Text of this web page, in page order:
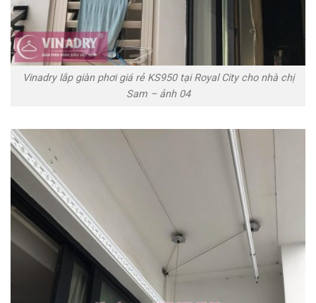
Vinadry lắp giàn phơi giá rẻ KS950 tại Royal City cho nhà chị
Sam – ảnh 04